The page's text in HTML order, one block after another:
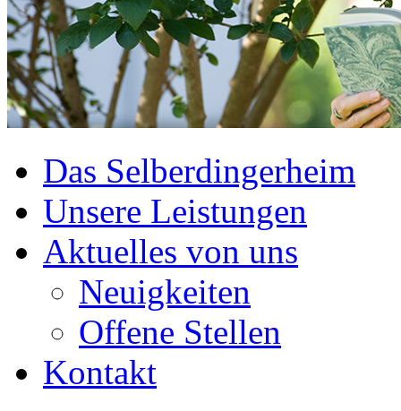
Das Selberdingerheim
Unsere Leistungen
Aktuelles von uns
Neuigkeiten
Offene Stellen
Kontakt